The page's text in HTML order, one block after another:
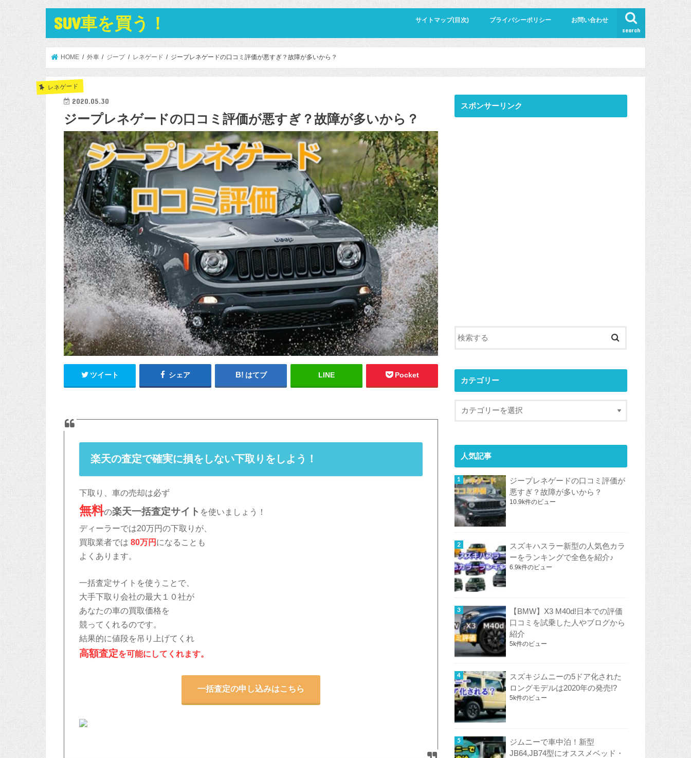
SUV車を買う！ search
サイトマップ(目次) プライバシーポリシー お問い合わせ
HOME 外車 ジープ レネゲード ジープレネゲードの口コミ評価が悪すぎ？故障が多いから？
レネゲード
2020.05.30
ジープレネゲードの口コミ評価が悪すぎ？故障が多いから？
ツイート シェア はてブ LINE Pocket
楽天の査定で確実に損をしない下取りをしよう！
下取り、車の売却は必ず
無料の楽天一括査定サイト を使いましょう！
ディーラーでは20万円の下取りが、
買取業者では80万円 になることも
よくあります。
一括査定サイトを使うことで、
大手下取り会社の最大１０社が
あなたの車の買取価格を
競ってくれるのです。
結果的に値段を吊り上げてくれ
高額査定を可能にしてくれます。
一括査定の申し込みはこちら
スポンサーリンク
カテゴリー
人気記事
ジープレネゲードの口コミ評価が
悪すぎ？故障が多いから？
10.9k件のビュー
スズキハスラー新型の人気色カラ
ーをランキングで全色を紹介♪
6.9k件のビュー
【BMW】X3 M40d!日本での評価
口コミを試乗した人やブログから
紹介
5k件のビュー
スズキジムニーの5ドア化された
ロングモデルは2020年の発売!?
5k件のビュー
ジムニーで車中泊！新型
JB64,JB74型にオススメベッド・